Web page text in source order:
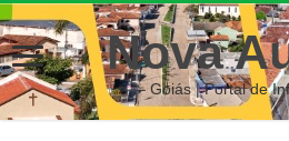
Nova
– Goiás | Portal de